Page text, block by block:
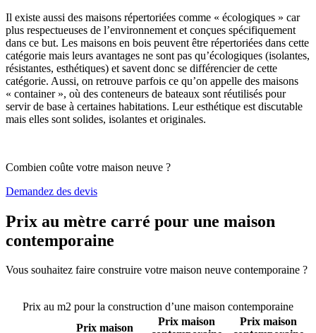
Il existe aussi des maisons répertoriées comme « écologiques » car
plus respectueuses de l’environnement et conçues spécifiquement
dans ce but. Les maisons en bois peuvent être répertoriées dans cette
catégorie mais leurs avantages ne sont pas qu’écologiques (isolantes,
résistantes, esthétiques) et savent donc se différencier de cette
catégorie. Aussi, on retrouve parfois ce qu’on appelle des maisons
« container », où des conteneurs de bateaux sont réutilisés pour
servir de base à certaines habitations. Leur esthétique est discutable
mais elles sont solides, isolantes et originales.
Combien coûte votre maison neuve ?
Demandez des devis
Prix au mètre carré pour une maison
contemporaine
Vous souhaitez faire construire votre maison neuve contemporaine ?
Prix au m2 pour la construction d’une maison contemporaine
Prix maison
Prix maison
Prix maison